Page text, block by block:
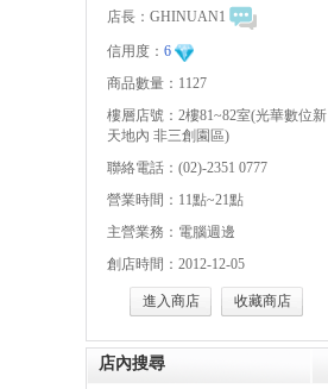
店長： GHINUAN1
信用度： 6
商品數量：1127
樓層店號：2樓81~82室(光華數位新
天地內 非三創園區)
聯絡電話：(02)-2351 0777
營業時間：11點~21點
主營業務：電腦週邊
創店時間：2012-12-05
進入商店 收藏商店
店內搜尋